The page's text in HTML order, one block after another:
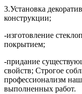
3.Установка
конструкции;
-изготовление
покрытием;
-придание
свойств; Строгое
профессионализм
выполненных работ.